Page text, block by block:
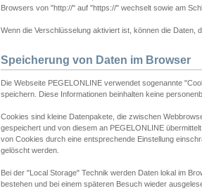
Browsers von "http://" auf "https://" wechselt sowie am
Wenn die Verschlüsselung aktiviert ist, können die Daten,
Speicherung von Daten im Browser
Die Webseite PEGELONLINE verwendet sogenannte
speichern. Diese Informationen beinhalten keine
Cookies sind kleine Datenpakete, die zwischen
gespeichert und von diesem an PEGELONLINE
von Cookies durch eine entsprechende Einstellung
gelöscht werden.
Bei der "Local Storage" Technik werden Daten lokal im
bestehen und bei einem späteren Besuch wieder